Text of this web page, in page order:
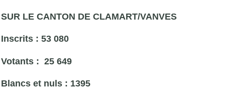
SUR LE CANTON DE CLAMART/VANVES
Inscrits : 53 080
Votants : 25 649
Blancs et nuls : 1395